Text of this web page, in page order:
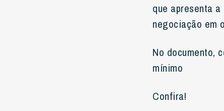
que apresenta
negociação em
No documento,
mínimo
Confira!